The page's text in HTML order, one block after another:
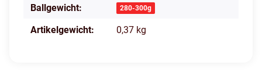
Ballgewicht: 280-300g
Artikelgewicht: 0,37 kg